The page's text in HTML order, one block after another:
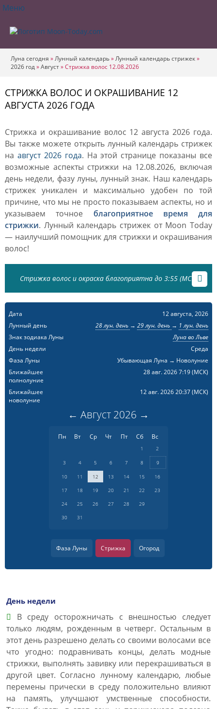
Меню
Луна сегодня »Лунный календарь»Лунный календарь стрижек»
2026 год»Август»Стрижка волос 12.08.2026
СТРИЖКА ВОЛОС И ОКРАШИВАНИЕ 12
АВГУСТА 2026 ГОДА
Стрижка и окрашивание волос 12 августа 2026 года.
Вы также можете открыть лунный календарь стрижек
на август 2026 года. На этой странице показаны все
возможные аспекты стрижки на 12.08.2026, включая
день недели, фазу луны, лунный знак. Наш календарь
стрижек уникален и максимально удобен по той
причине, что мы не просто показываем аспекты, но и
указываем точное благоприятное время для
стрижки. Лунный календарь стрижек от Moon Today
— наилучший помощник для стрижки и окрашивания
волос!
Стрижка волос и окраска благоприятна до 3:55 (МСК)
Дата
12 августа, 2026
Лунный день
28 лун. день → 29 лун. день → 1 лун. день
Знак зодиака Луны
Луна во Льве
День недели
Среда
Фаза Луны
Убывающая Луна → Новолуние
Ближайшее
полнолуние
28 авг. 2026 7:19(МСК)
Ближайшее
новолуние
12 авг. 2026 20:37(МСК)
← Август 2026 →
Пн Вт Ср Чт Пт Сб Вс
1 2
3 4 5 6 7 8 9
10 11 12 13 14 15
16
17
18 19 20 21 22
23
24
25 26 27 28
29
30
31
Фаза Луны Стрижка Огород
День недели
В среду осторожничать с внешностью следует
только людям, рожденным в четверг. Остальным в
этот день разрешено делать со своими волосами все
что угодно: подравнивать концы, делать модные
стрижки, выполнять завивку или перекрашиваться в
другой цвет. Согласно лунному календарю, любые
перемены прически в среду положительно влияют
на память, улучшают умственные способности.